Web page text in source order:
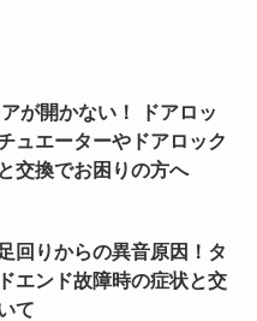
が開かない！ ドアロッ
ュエーターやドアロック
交換でお困りの方へ
回りからの異音原因！タ
エンド故障時の症状と交
て